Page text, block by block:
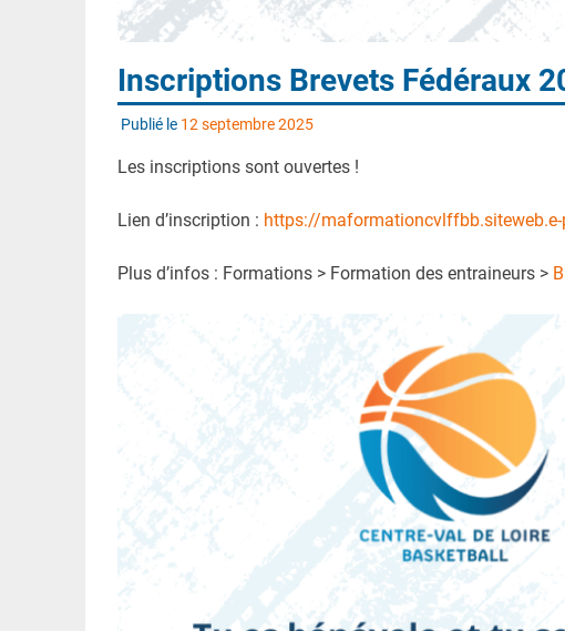
Inscriptions Brevets Fédéraux
Publié le 12 septembre 2025
Les inscriptions sont ouvertes !
Lien d’inscription : https://maformationcvlffbb.siteweb.e-
Plus d’infos : Formations > Formation des entraineurs >